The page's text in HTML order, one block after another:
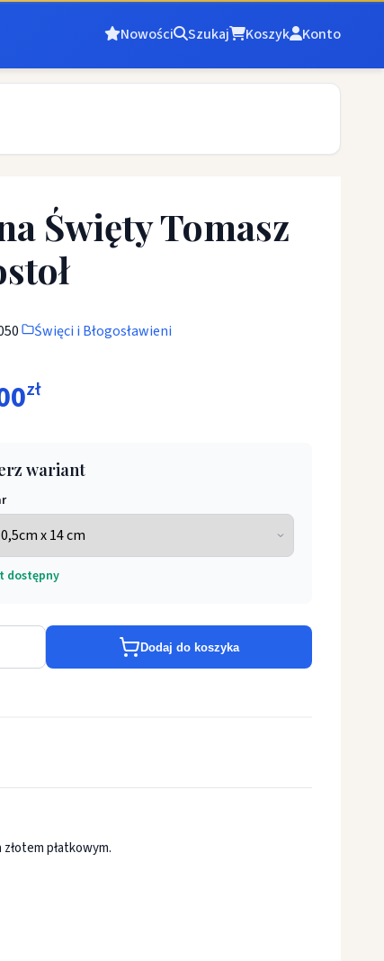
Nowości Szukaj Koszyk Konto
Apostoł
Święty Tomasz
Święci i Błogosławieni
zł
wariant
dostępny
Dodaj do koszyka
płatkowym.